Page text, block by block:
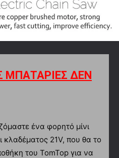
ΜΠΑΤΑΡΙΕΣ ΔΕΝ
ένα φορητό μίνι
κλαδέματος 21V, που θα το
του TomTop για να